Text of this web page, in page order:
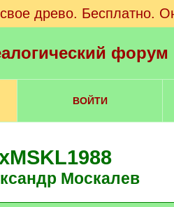
древо. Бесплатно.
ВОЙТИ
Москалев